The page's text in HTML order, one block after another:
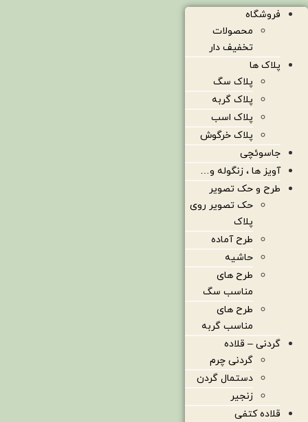
فروشگاه
محصولات
تخفیف دار
پلاک ها
پلاک سگ
پلاک گربه
پلاک اسب
پلاک خرگوش
جاسوئچی
آویز ها ، زنگوله و…
طرح و حک تصویر
حک تصویر روی
پلاک
طرح آماده
حاشیه
طرح های
مناسب سگ
طرح های
مناسب گربه
گردنی – قلاده
گردنی چرم
دستمال گردن
زنجیر
قلاده کتفی